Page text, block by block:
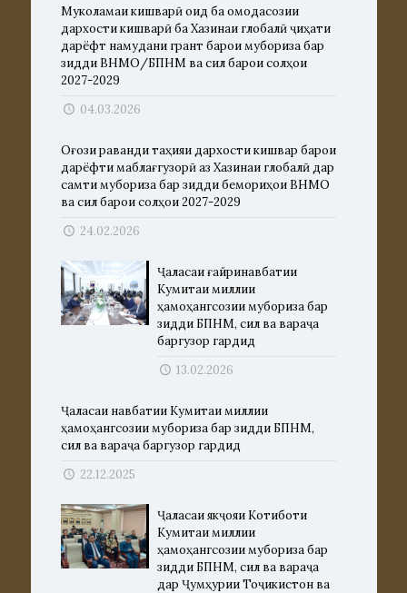
Муколамаи кишварӣ оид ба омодасозии
дархости кишварӣ ба Хазинаи глобалӣ ҷиҳати
дарёфт намудани грант барои мубориза бар
зидди ВНМО/БПНМ ва сил барои солҳои
2027-2029
04.03.2026
Оғози раванди таҳияи дархости кишвар барои
дарёфти маблағгузорӣ аз Хазинаи глобалӣ дар
самти мубориза бар зидди бемориҳои ВНМО
ва сил барои солҳои 2027-2029
24.02.2026
Ҷаласаи ғайринавбатии
Кумитаи миллии
ҳамоҳангсозии мубориза бар
зидди БПНМ, сил ва вараҷа
баргузор гардид
13.02.2026
Ҷаласаи навбатии Кумитаи миллии
ҳамоҳангсозии мубориза бар зидди БПНМ,
сил ва вараҷа баргузор гардид
22.12.2025
Ҷаласаи якҷояи Котиботи
Кумитаи миллии
ҳамоҳангсозии мубориза бар
зидди БПНМ, сил ва вараҷа
дар Ҷумҳурии Тоҷикистон ва